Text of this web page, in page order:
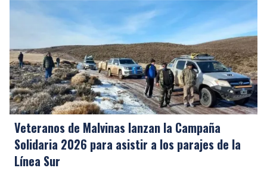
Veteranos de Malvinas lanzan la Campaña
Solidaria 2026 para asistir a los parajes de la
Línea Sur